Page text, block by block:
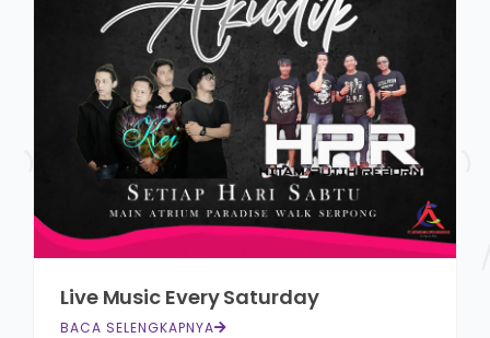
Live Music Every Saturday
BACA SELENGKAPNYA